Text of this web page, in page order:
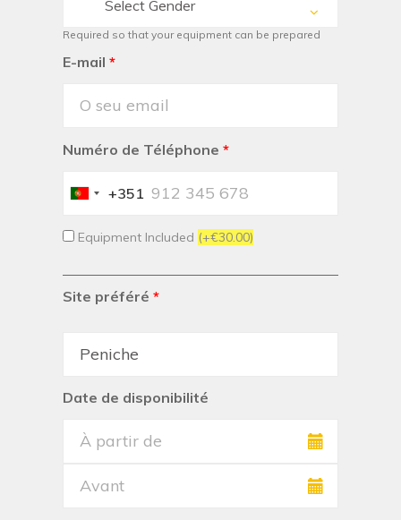
Select Gender
Required so that your equipment can be prepared
E-mail *
Numéro de Téléphone *
Portugal
+351
Equipment Included (+€30.00)
Site préféré *
Date de disponibilité